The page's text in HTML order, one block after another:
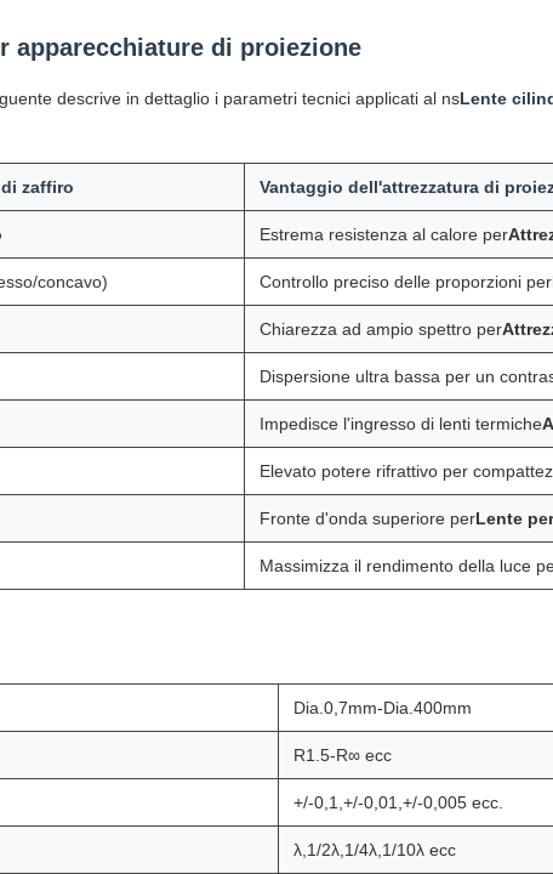
apparecchiature di proiezione
descrive in dettaglio i parametri tecnici applicati al nsLente
zaffiro Vantaggio dell'attrezzatura di
Estrema resistenza al calore per
concavo) Controllo preciso delle proporzioni per
Chiarezza ad ampio spettro per
Dispersione ultra bassa per un
Impedisce l'ingresso di lenti termiche
Elevato potere rifrattivo per
Fronte d'onda superiore perLente
Massimizza il rendimento della luce
Dia.0,7mm-Dia.400mm
R1.5-R∞ ecc
+/-0,1,+/-0,01,+/-0,005 ecc.
λ,1/2λ,1/4λ,1/10λ ecc